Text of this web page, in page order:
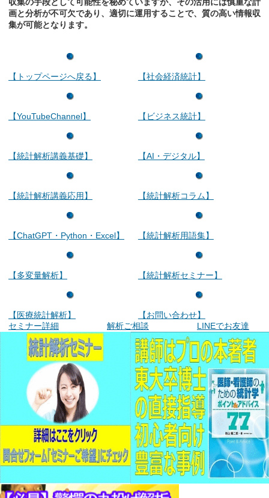
画と分析が不可欠であり、適切に運用することで、質の高い情報収
集が可能となります。
【トップページへ戻る】
【YouTubeChannel】
【統計解析講義基礎】
【統計解析講義応用】
【ChatGPT・Python・Excel】
【多変量解析】
【医療統計解析】
【社会経済統計】
【ビジネス統計】
【AI・デジタル】
【統計解析コラム】
【統計解析用語集】
【統計解析セミナー】
【お問い合わせ】
セミナー詳細
解析ご相談 LINEでお友達